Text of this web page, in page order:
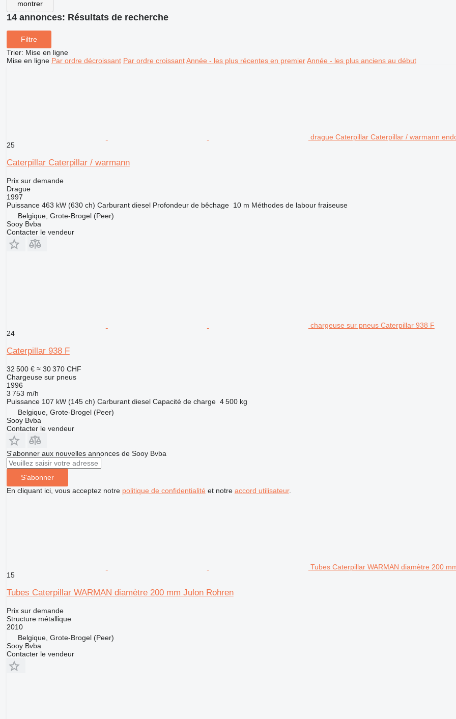
montrer
14 annonces: Résultats de recherche
Filtre
Trier: Mise en ligne
Mise en ligne Par ordre décroissant Par ordre croissant Année - les plus récentes en premier Année - les plus anciens au début
drague Caterpillar Caterpillar / warmann
25
Caterpillar Caterpillar / warmann
Prix sur demande
Drague
1997
Puissance 463 kW (630 ch) Carburant diesel Profondeur de bêchage 10 m Méthodes de labour fraiseuse
Belgique, Grote-Brogel (Peer)
Sooy Bvba
Contacter le vendeur
chargeuse sur pneus Caterpillar 938 F
24
Caterpillar 938 F
32 500 € ≈ 30 370 CHF
Chargeuse sur pneus
1996
3 753 m/h
Puissance 107 kW (145 ch) Carburant diesel Capacité de charge 4 500 kg
Belgique, Grote-Brogel (Peer)
Sooy Bvba
Contacter le vendeur
S'abonner aux nouvelles annonces de Sooy Bvba
S'abonner
En cliquant ici, vous acceptez notre politique de confidentialité et notre accord utilisateur.
Tubes Caterpillar WARMAN diamètre 200
15
Tubes Caterpillar WARMAN diamètre 200 mm Julon Rohren
Prix sur demande
Structure métallique
2010
Belgique, Grote-Brogel (Peer)
Sooy Bvba
Contacter le vendeur